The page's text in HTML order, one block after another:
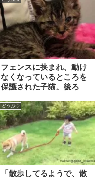
フェンスに挟まれ、動け
なくなっているところを
保護された子猫。後ろ足
女の勢いは止まらなかっ
た！
どうぶつ
「散歩してるようで、散